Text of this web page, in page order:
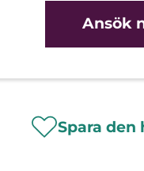
Ansök
Spara den